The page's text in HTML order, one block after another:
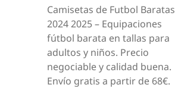
Camisetas de Futbol Baratas
2024 2025 – Equipaciones
fútbol barata en tallas para
adultos y niños. Precio
negociable y calidad buena.
Envío gratis a partir de 68€.